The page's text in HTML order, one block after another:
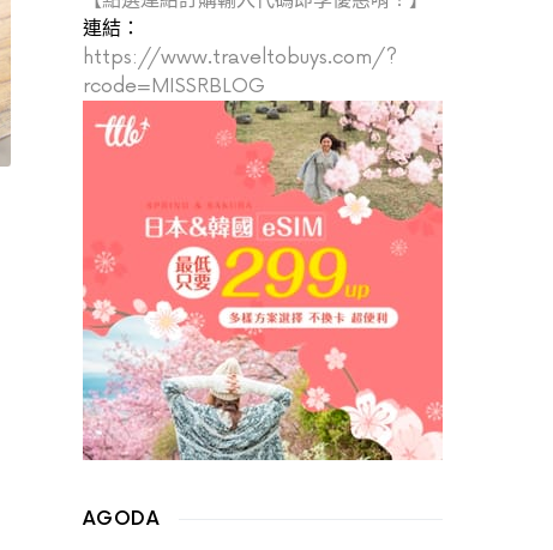
連結：
https://www.traveltobuys.com/?
rcode=MISSRBLOG
AGODA